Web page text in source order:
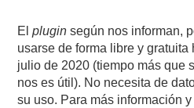
Elplugin según nos informan,
usarse de forma libre y gratuita
julio de 2020 (tiempo más que
nos es útil). No necesita de
su uso. Para más información